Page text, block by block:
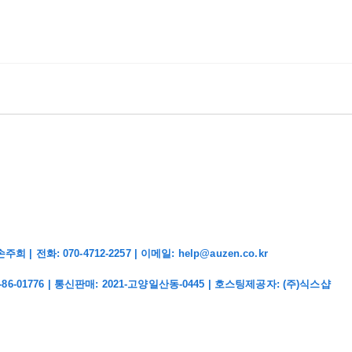
주희 | 전화: 070-4712-2257 | 이메일: help@auzen.co.kr
01776 | 통신판매: 2021-고양일산동-0445 | 호스팅제공자: (주)식스샵